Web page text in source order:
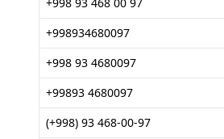
+998934680097
+998 93 4680097
+99893 4680097
(+998) 93 468-00-97